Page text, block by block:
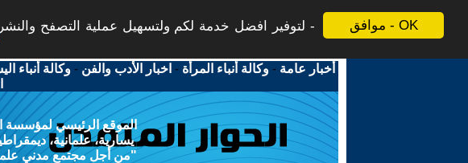
موافق - OK
لتوفير افضل خدمة لكم ولتسهيل عملية التصفح
أخبار عامة -وكالة أنباء المرأة - اخبار الأدب والفن -وكالة أنباء
الموقع الرئيسي لمؤسسة
يسارية، علمانية،
"من أجل مجتمع مدني